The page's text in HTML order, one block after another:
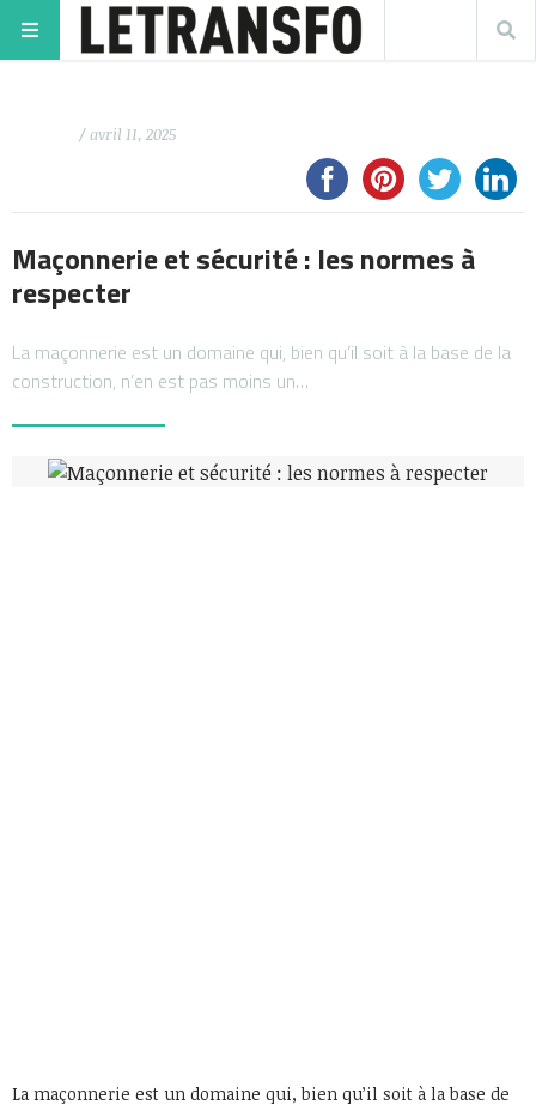
/ avril 11, 2025
Maçonnerie et sécurité : les normes à
respecter
La maçonnerie est un domaine qui, bien qu’il soit à la base de la
construction, n’en est pas moins un…
La maçonnerie est un domaine qui, bien qu’il soit à la base de